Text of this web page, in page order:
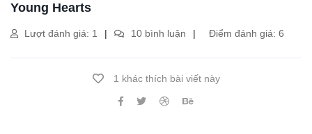
Young Hearts
Lượt đánh giá: 1 10 bình luận Điểm đánh giá: 6
1 khác thích bài viết này